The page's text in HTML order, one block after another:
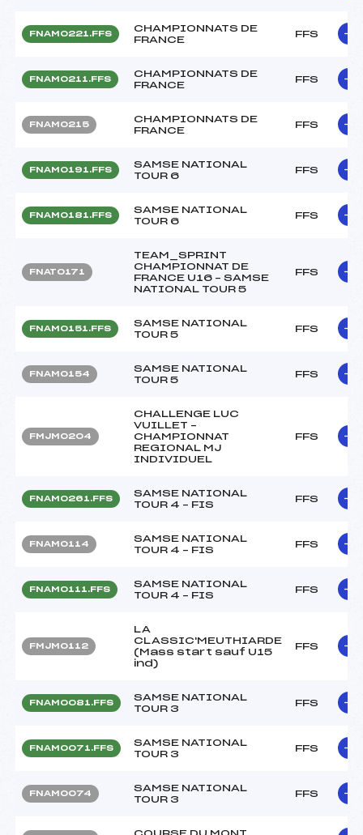
FNAM0221.FFS
CHAMPIONNATS DE
FRANCE
FFS
FNAM0211.FFS
CHAMPIONNATS DE
FRANCE
FFS
FNAM0215
CHAMPIONNATS DE
FRANCE
FFS
FNAM0191.FFS
SAMSE NATIONAL
TOUR 6
FFS
FNAM0181.FFS
SAMSE NATIONAL
TOUR 6
FFS
FNAT0171
TEAM_SPRINT
CHAMPIONNAT DE
FRANCE U16 – SAMSE
NATIONAL TOUR 5
FFS
FNAM0151.FFS
SAMSE NATIONAL
TOUR 5
FFS
FNAM0154
SAMSE NATIONAL
TOUR 5
FFS
FMJM0204
CHALLENGE LUC
VUILLET –
CHAMPIONNAT
REGIONAL MJ
INDIVIDUEL
FFS
FNAM0261.FFS
SAMSE NATIONAL
TOUR 4 – FIS
FFS
FNAM0114
SAMSE NATIONAL
TOUR 4 – FIS
FFS
FNAM0111.FFS
SAMSE NATIONAL
TOUR 4 – FIS
FFS
FMJM0112
LA
CLASSIC'MEUTHIARDE
(Mass start sauf U15
ind)
FFS
FNAM0081.FFS
SAMSE NATIONAL
TOUR 3
FFS
FNAM0071.FFS
SAMSE NATIONAL
TOUR 3
FFS
FNAM0074
SAMSE NATIONAL
TOUR 3
FFS
COURSE DU MONT